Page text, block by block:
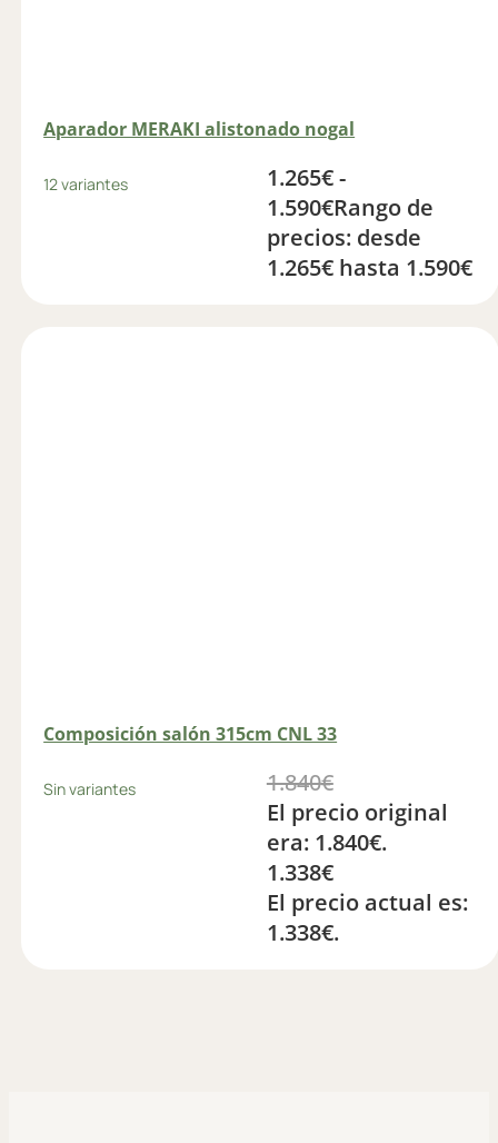
Aparador MERAKI alistonado nogal
12 variantes 1.265€-
1.590€Rango de
precios: desde
1.265€ hasta 1.590€
Composición salón 315cm CNL 33
Sin variantes 1.840€
El precio original
era: 1.840€.
1.338€
El precio actual es:
1.338€.